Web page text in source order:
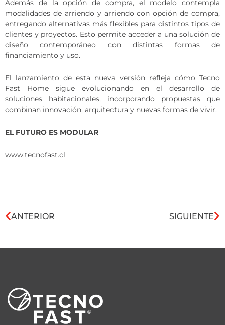
Además de la opción de compra, el modelo contempla
modalidades de arriendo y arriendo con opción de compra,
entregando alternativas más flexibles para distintos tipos de
clientes y proyectos. Esto permite acceder a una solución de
diseño contemporáneo con distintas formas de
financiamiento y uso.
El lanzamiento de esta nueva versión refleja cómo Tecno
Fast Home sigue evolucionando en el desarrollo de
soluciones habitacionales, incorporando propuestas que
combinan innovación, arquitectura y nuevas formas de vivir.
EL FUTURO ES MODULAR
www.tecnofast.cl
ANTERIOR SIGUIENTE